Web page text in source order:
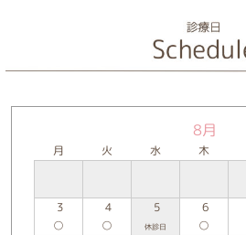
8月
月 火 水 木
3
○
4
○
5
休診日
6
○